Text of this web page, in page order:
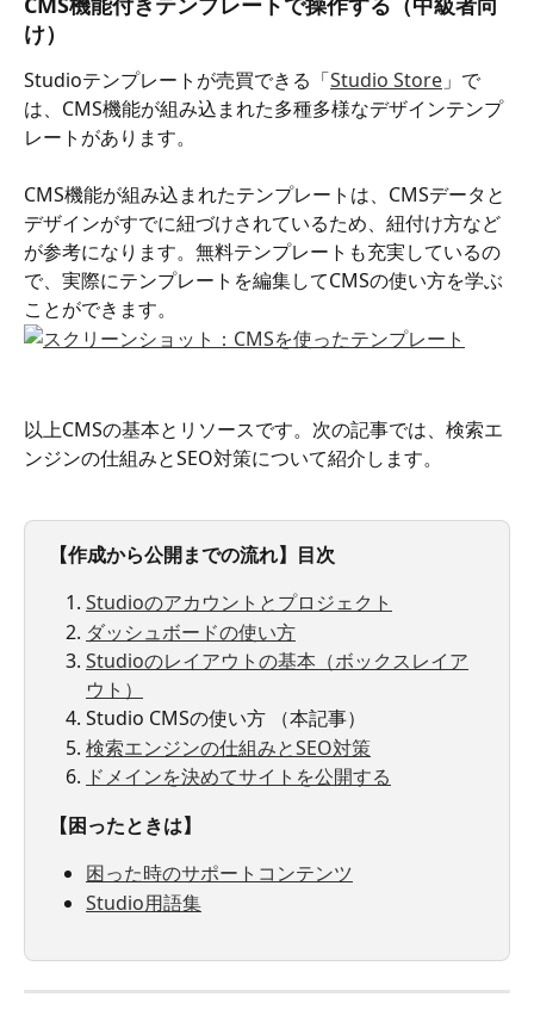
け）
Studioテンプレートが売買できる「Studio Store 」で
は、CMS機能が組み込まれた多種多様なデザインテンプ
レートがあります。
CMS機能が組み込まれたテンプレートは、CMSデータと
デザインがすでに紐づけされているため、紐付け方など
が参考になります。無料テンプレートも充実しているの
で、実際にテンプレートを編集してCMSの使い方を学ぶ
ことができます。
以上CMSの基本とリソースです。次の記事では、検索エ
ンジンの仕組みとSEO対策について紹介します。
【作成から公開までの流れ】目次
Studioのアカウントとプロジェクト
ダッシュボードの使い方
Studioのレイアウトの基本（ボックスレイア
ウト）
Studio CMSの使い方 （本記事）
検索エンジンの仕組みとSEO対策
ドメインを決めてサイトを公開する
【困ったときは】
困った時のサポートコンテンツ
Studio用語集